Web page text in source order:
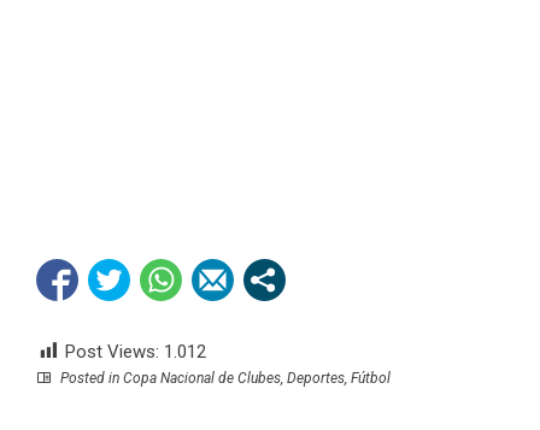
Post Views: 1.012
Posted in Copa Nacional de Clubes, Deportes, Fútbol